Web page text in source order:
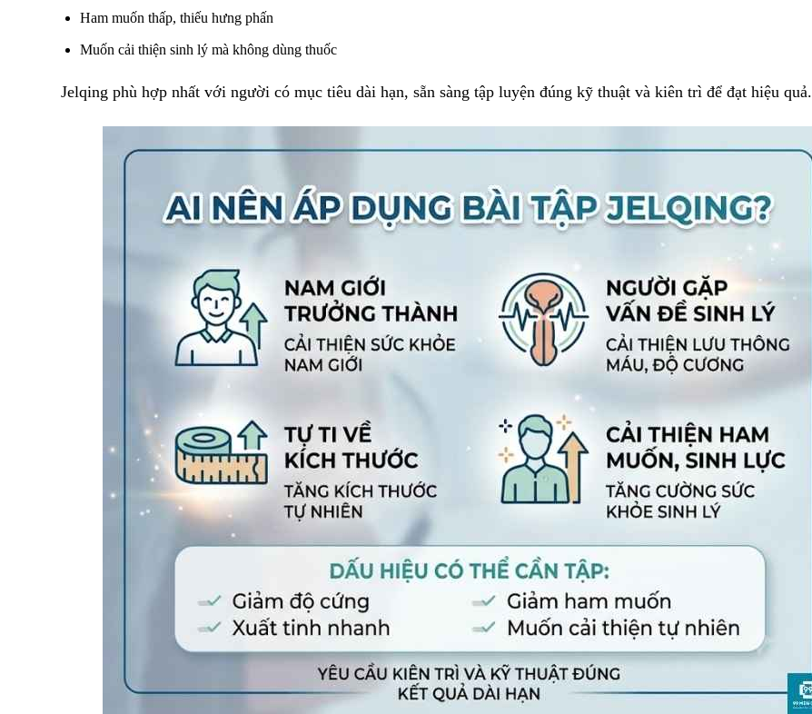
Ham muốn thấp, thiếu hưng phấn
Muốn cải thiện sinh lý mà không dùng thuốc
Jelqing phù hợp nhất với người có mục tiêu dài hạn, sẵn sàng tập luyện đúng kỹ thuật và kiên trì để đạt hiệu quả.